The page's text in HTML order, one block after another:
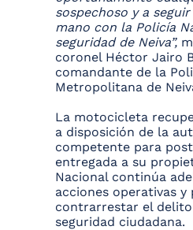
sospechoso y a
mano con la Policía
seguridad de Neiva”,
coronel Héctor Jairo
comandante de la
Metropolitana de
La motocicleta
a disposición de la
competente para
entregada a su
Nacional continúa
acciones operativas y
contrarrestar el
seguridad ciudadana.